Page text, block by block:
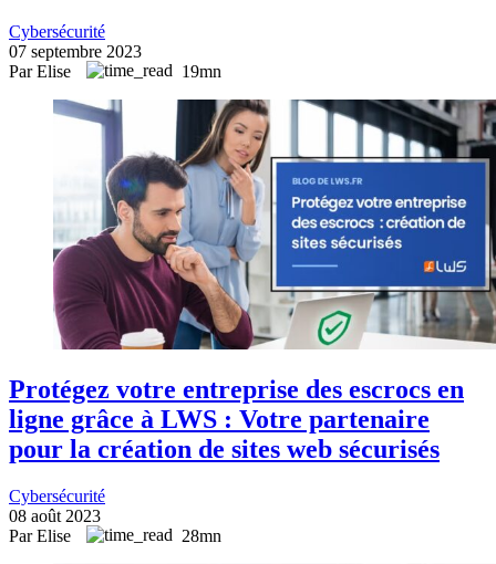
Cybersécurité
07 septembre 2023
Par Elise
19mn
Protégez votre entreprise des escrocs en
ligne grâce à LWS : Votre partenaire
pour la création de sites web sécurisés
Cybersécurité
08 août 2023
Par Elise
28mn